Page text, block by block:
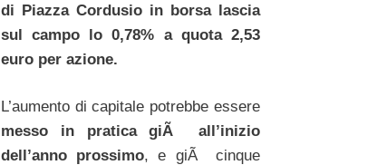
di Piazza Cordusio in borsa lascia
sul campo lo 0,78% a quota 2,53
euro per azione.
L’aumento di capitale potrebbe essere
messo in pratica giÃ all’inizio
dell’anno prossimo, e giÃ cinque